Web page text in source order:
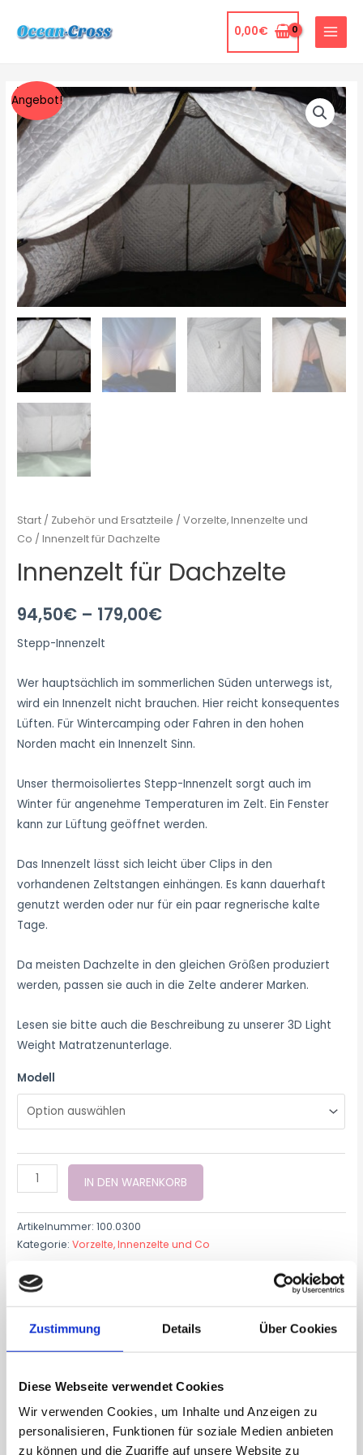
Zustimmung Details Über Cookies
Diese Webseite verwendet Cookies
Wir verwenden Cookies, um Inhalte und Anzeigen zu
personalisieren, Funktionen für soziale Medien anbieten
zu können und die Zugriffe auf unsere Website zu
0,00€
Angebot!
Start / Zubehör und Ersatzteile /Vorzelte, Innenzelte und
Co / Innenzelt für Dachzelte
Innenzelt für Dachzelte
94,50€ – 179,00€
Stepp-Innenzelt
Wer hauptsächlich im sommerlichen Süden unterwegs ist,
wird ein Innenzelt nicht brauchen. Hier reicht konsequentes
Lüften. Für Wintercamping oder Fahren in den hohen
Norden macht ein Innenzelt Sinn.
Unser thermoisoliertes Stepp-Innenzelt sorgt auch im
Winter für angenehme Temperaturen im Zelt. Ein Fenster
kann zur Lüftung geöffnet werden.
Das Innenzelt lässt sich leicht über Clips in den
vorhandenen Zeltstangen einhängen. Es kann dauerhaft
genutzt werden oder nur für ein paar regnerische kalte
Tage.
Da meisten Dachzelte in den gleichen Größen produziert
werden, passen sie auch in die Zelte anderer Marken.
Lesen sie bitte auch die Beschreibung zu unserer 3D Light
Weight Matratzenunterlage.
Modell
IN DEN WARENKORB
Artikelnummer:100.0300
Kategorie:Vorzelte, Innenzelte und Co
Modell
Gobi 140 und Sahara, Gobi 160,
Karoo190, Sonora 130, Sonora